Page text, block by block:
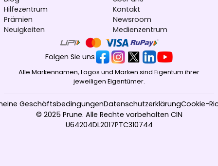
Hilfezentrum
Prämien
Neuigkeiten
Kontakt
Newsroom
Medienzentrum
Folgen Sie uns
Alle Markennamen, Logos und Marken sind Eigentum ihrer
jeweiligen Eigentümer.
© 2025 Prune. Alle Rechte vorbehalten CIN
U64204DL2017PTC310744
GeschäftsbedingungenDatenschutzerklärungCookie-